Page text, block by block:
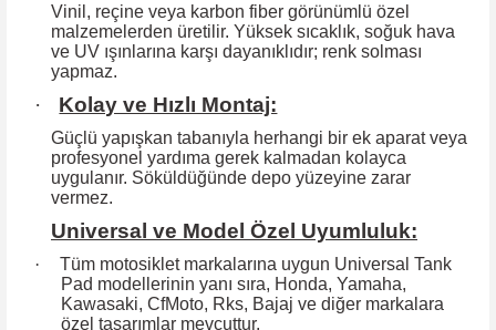
Vinil, reçine veya karbon fiber görünümlü özel
malzemelerden üretilir. Yüksek sıcaklık, soğuk hava
ve UV ışınlarına karşı dayanıklıdır; renk solması
yapmaz.
· Kolay ve Hızlı Montaj:
Güçlü yapışkan tabanıyla herhangi bir ek aparat veya
profesyonel yardıma gerek kalmadan kolayca
uygulanır. Söküldüğünde depo yüzeyine zarar
vermez.
Universal ve Model Özel Uyumluluk:
·
Tüm motosiklet markalarına uygun Universal Tank
Pad modellerinin yanı sıra, Honda, Yamaha,
Kawasaki, CfMoto, Rks, Bajaj ve diğer markalara
özel tasarımlar mevcuttur.